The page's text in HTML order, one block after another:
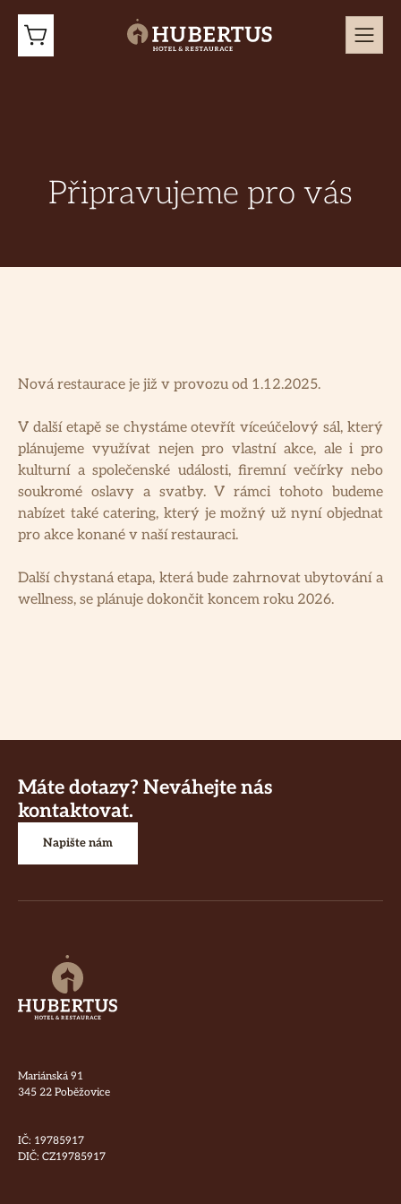
Připravujeme pro vás
Nová restaurace je již v provozu od 1.12.2025.
V další etapě se chystáme otevřít víceúčelový sál, který
plánujeme využívat nejen pro vlastní akce, ale i pro
kulturní a společenské události, firemní večírky nebo
soukromé oslavy a svatby. V rámci tohoto budeme
nabízet také catering, který je možný už nyní objednat
pro akce konané v naší restauraci.
Další chystaná etapa, která bude zahrnovat ubytování a
wellness, se plánuje dokončit koncem roku 2026.
Máte dotazy? Neváhejte nás
kontaktovat.
Napište nám
Mariánská 91
345 22 Poběžovice
IČ: 19785917
DIČ: CZ19785917